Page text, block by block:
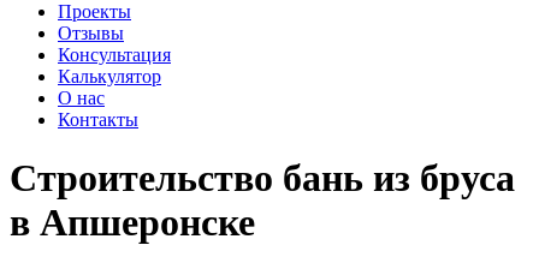
Проекты
Отзывы
Консультация
Калькулятор
О нас
Контакты
Строительство бань из бруса
в Апшеронске